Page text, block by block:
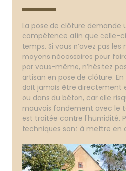
La pose de clôture demande
compétence afin que celle-
temps. Si vous n’avez pas
moyens nécessaires pour
par vous-même, n’hésitez
artisan en pose de clôture.
doit jamais être directement
ou dans du béton, car elle
mauvais fondement avec le
est traitée contre l'humidité.
techniques sont à mettre en